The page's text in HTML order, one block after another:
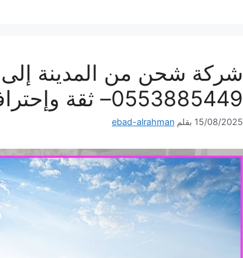
شركة شحن من المدينة
0553885449– ثقة وإحترافية لكل شحنة
15/08/2025 بقلم ebad-alrahman